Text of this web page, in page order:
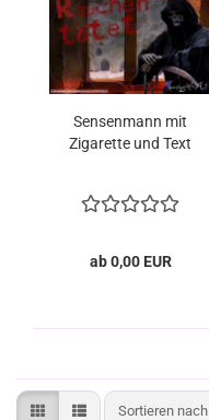
Sensenmann mit
Zigarette und Text
ab 0,00 EUR
Sortieren nach
Sortieren nach